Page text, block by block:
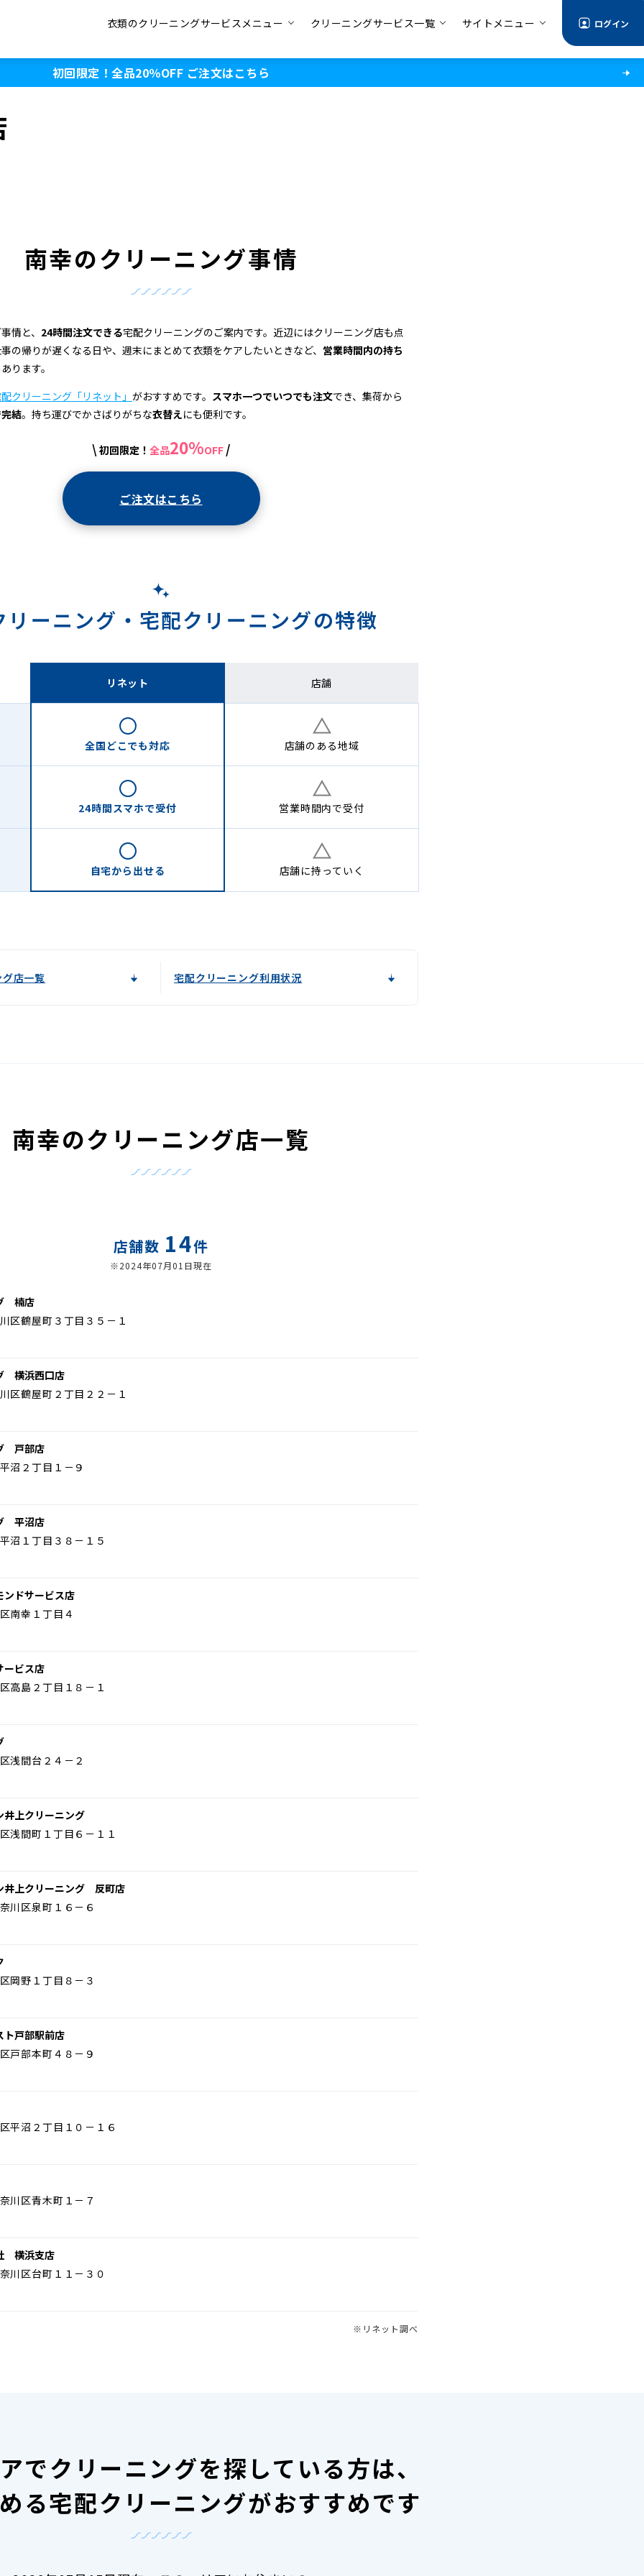
衣類のクリーニングサービスメニュー クリーニングサービス一覧 サイトメニュー ログイン
初回限定！全品20％OFF ご注文はこちら
南幸のクリーニング事情
情と、 24時間注文できる宅配クリーニングのご案内です。近辺にはクリーニング店も点
の帰りが遅くなる日や、週末にまとめて衣類をケアしたいときなど、 営業時間内の持ち
ります。
クリーニング「リネット」 がおすすめです。 スマホ一つでいつでも注文でき、集荷から
結。持ち運びでかさばりがちな衣替えにも便利です。
\ 初回限定！ 全品20%OFF /
ご注文はこちら
リーニング・ 宅配クリーニングの特徴
リネット 店舗
全国どこでも対応 店舗の ある地域
24時間スマホで受付 営業時間内で受付
自宅から 出せる 店舗に持っていく
店一覧 宅配クリーニング利用状況
南幸のクリーニング店一覧
店舗数 14件
※2024年07月01日現在
楠店
区鶴屋町３丁目３５－１
横浜西口店
区鶴屋町２丁目２２－１
戸部店
沼２丁目１－９
平沼店
沼１丁目３８－１５
ドサービス店
南幸１丁目４
ビス店
高島２丁目１８－１
浅間台２４－２
井上クリーニング
浅間町１丁目６－１１
井上クリーニング 反町店
川区泉町１６－６
岡野１丁目８－３
ト戸部駅前店
戸部本町４８－９
平沼２丁目１０－１６
川区青木町１－７
横浜支店
川区台町１１－３０
※リネット調べ
でクリーニングを探している方は、
る宅配クリーニングがおすすめです